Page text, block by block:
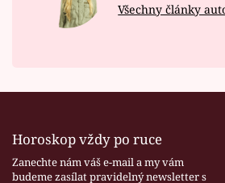
Všechny články
Horoskop vždy po ruce
Zanechte nám váš e-mail a my vám
budeme zasílat pravidelný newsletter s